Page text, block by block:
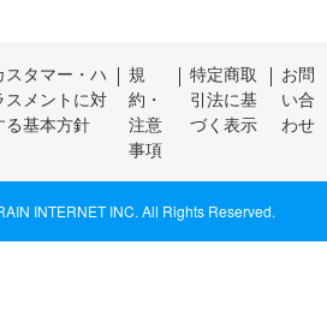
スタマー・ハ
スメントに対
る基本方針
規
約・
注意
事項
特定商取
引法に基
づく表示
お問
い合
わせ
INTERNET INC. All Rights Reserved.